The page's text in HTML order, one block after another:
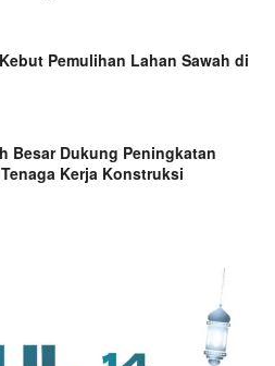
Pemulihan Lahan Sawah di
Besar Dukung Peningkatan
Kerja Konstruksi